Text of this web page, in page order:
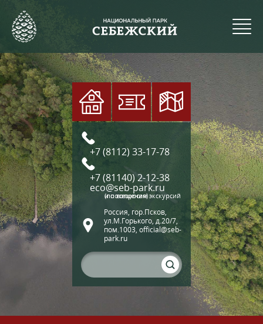
+7 (8112) 33-17-78
+7 (81140) 2-12-38
eco@seb-park.ru
(по вопросам экскурсий и посещения)
Россия, гор.Псков,
ул.М.Горького, д.20/7,
пом.1003, official@seb-
park.ru